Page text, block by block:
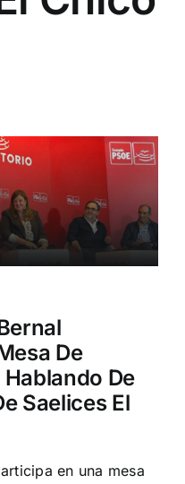
De
Hablando De
Saelices El
en una mesa